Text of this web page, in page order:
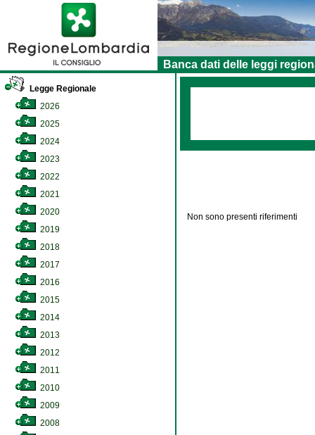
Banca dati delle leggi
Legge Regionale
2026
2025
2024
2023
2022
2021
2020
2019
2018
2017
2016
2015
2014
2013
2012
2011
2010
2009
2008
Non sono presenti riferimenti